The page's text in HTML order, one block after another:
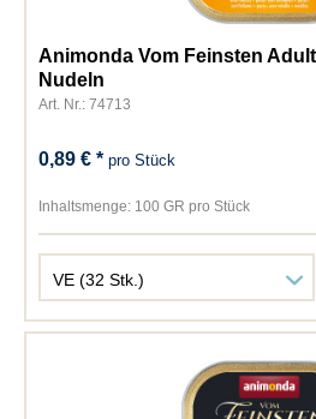
Animonda Vom Feinsten
Nudeln
Art. Nr.: 74713
0,89 € *pro Stück
Inhaltsmenge: 100 GR pro Stück